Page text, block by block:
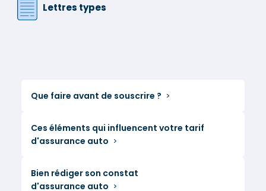
Lettres types
Que faire avant de souscrire ?
Ces éléments qui influencent votre tarif
d'assurance auto
Bien rédiger son constat
d'assurance auto